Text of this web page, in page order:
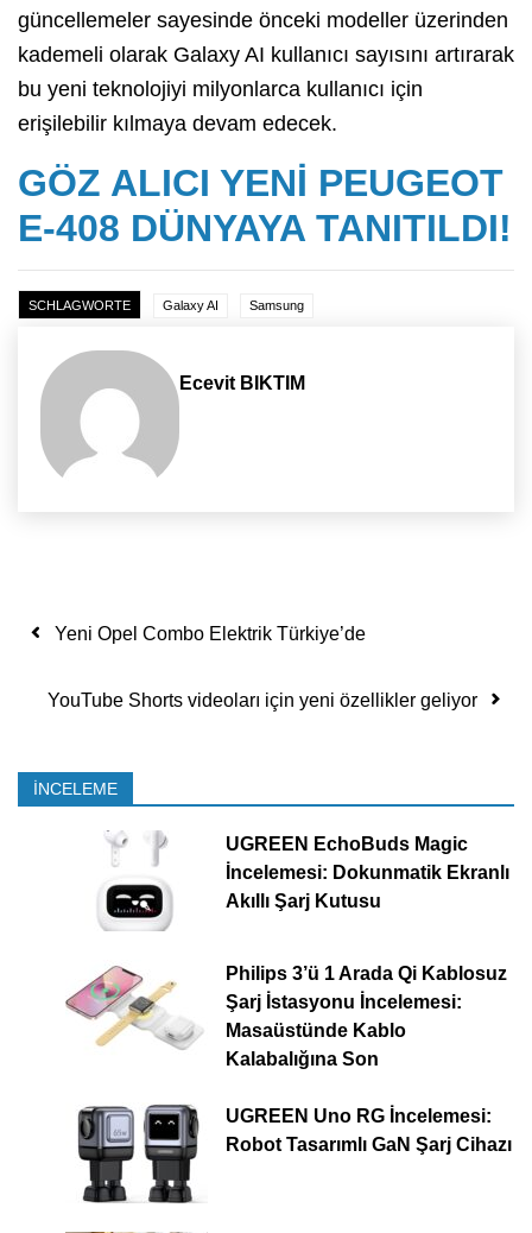
güncellemeler sayesinde önceki modeller üzerinden
kademeli olarak Galaxy AI kullanıcı sayısını artırarak
bu yeni teknolojiyi milyonlarca kullanıcı için
erişilebilir kılmaya devam edecek.
GÖZ ALICI YENİ PEUGEOT
E-408 DÜNYAYA TANITILDI!
SCHLAGWORTE Galaxy AI Samsung
Ecevit BIKTIM
Yazı dolaşımı
Yeni Opel Combo Elektrik Türkiye’de
YouTube Shorts videoları için yeni özellikler geliyor
İNCELEME
UGREEN EchoBuds Magic
İncelemesi: Dokunmatik Ekranlı
Akıllı Şarj Kutusu
Philips 3’ü 1 Arada Qi Kablosuz
Şarj İstasyonu İncelemesi:
Masaüstünde Kablo
Kalabalığına Son
UGREEN Uno RG İncelemesi:
Robot Tasarımlı GaN Şarj Cihazı